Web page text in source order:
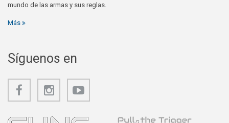
mundo de las armas y sus reglas.
Más
Síguenos en